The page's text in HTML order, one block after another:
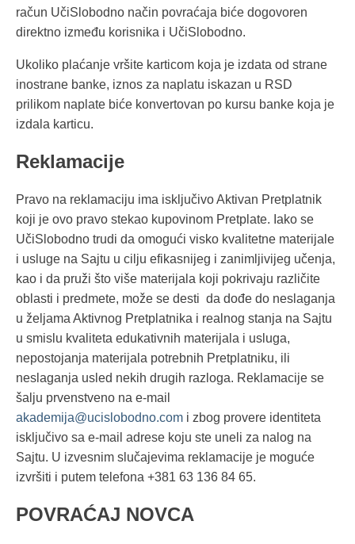
račun UčiSlobodno način povraćaja biće dogovoren
direktno između korisnika i UčiSlobodno.
Ukoliko plaćanje vršite karticom koja je izdata od strane
inostrane banke, iznos za naplatu iskazan u RSD
prilikom naplate biće konvertovan po kursu banke koja je
izdala karticu.
Reklamacije
Pravo na reklamaciju ima isključivo Aktivan Pretplatnik
koji je ovo pravo stekao kupovinom Pretplate. Iako se
UčiSlobodno trudi da omogući visko kvalitetne materijale
i usluge na Sajtu u cilju efikasnijeg i zanimljivijeg učenja,
kao i da pruži što više materijala koji pokrivaju različite
oblasti i predmete, može se desti da dođe do neslaganja
u željama Aktivnog Pretplatnika i realnog stanja na Sajtu
u smislu kvaliteta edukativnih materijala i usluga,
nepostojanja materijala potrebnih Pretplatniku, ili
neslaganja usled nekih drugih razloga. Reklamacije se
šalju prvenstveno na e-mail
akademija@ucislobodno.com i zbog provere identiteta
isključivo sa e-mail adrese koju ste uneli za nalog na
Sajtu. U izvesnim slučajevima reklamacije je moguće
izvršiti i putem telefona +381 63 136 84 65.
POVRAĆAJ NOVCA